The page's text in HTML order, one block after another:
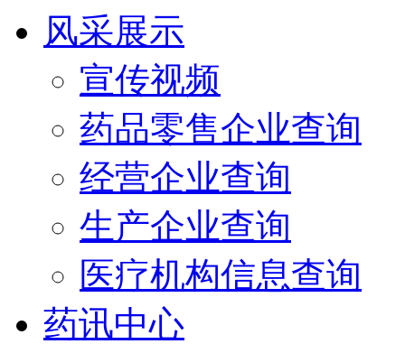
风采展示
宣传视频
药品零售企业查询
经营企业查询
生产企业查询
医疗机构信息查询
药讯中心